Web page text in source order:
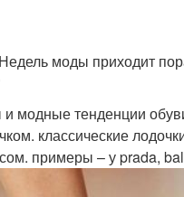
моды приходит
модные тенденции
классические
примеры – у prada,